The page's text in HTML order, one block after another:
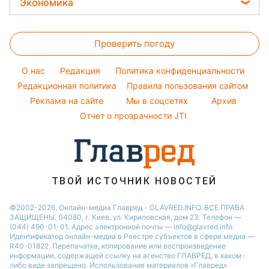
Новости Запорожья
София Ротару
Филипп Киркоров
Ани Лорак
Окрашивание волос
Оптические иллюзии
Народные приметы
Все о шоу-бизнесе
Салаты
Простые блюда
Легкие десерты
Напитки
Праздничное меню
Экономика
Денежная помощь
Тарифы
Курс валют
Проверить погоду
O нас Редакция
Политика конфиденциальности
Редакционная политика
Правила пользования сайтом
Реклама на сайте
Мы в соцсетях
Архив
Отчет о прозрачности JTI
ТВОЙ ИСТОЧНИК НОВОСТЕЙ
©2002-2026, Онлайн-медиа Главред - GLAVRED.INFO. ВСЕ ПРАВА
ЗАЩИЩЕНЫ. 04080, г. Киев, ул. Кириловская, дом 23. Телефон —
(044) 490-01-01. Адрес электронной почты — info@glavred.info.
Идентификатор онлайн-медиа в Реестре cубъектов в сфере медиа —
R40-01822. Перепечатка, копирование или воспроизведение
информации, содержащей ссылку на агенство ГЛАВРЕД, в каком-
либо виде запрещено. Использование материалов «Главред»